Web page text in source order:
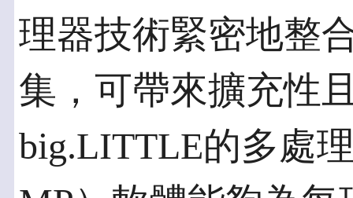
理器技術緊密地整
集，可帶來擴充性
big.LITTLE的多處